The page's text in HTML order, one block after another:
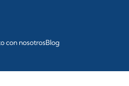
con nosotrosBlog